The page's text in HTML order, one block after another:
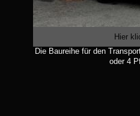
Hier
Die Baureihe für den
oder 4